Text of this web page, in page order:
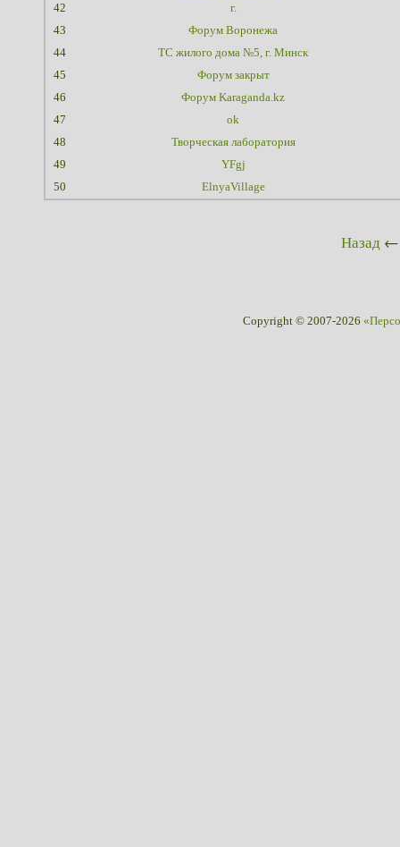
42
г.
43
Форум Воронежа
44
ТС жилого дома №5, г. Минск
45
Форум закрыт
46
Форум Karaganda.kz
47
ok
48
Творческая лаборатория
49
YFgj
50
ElnyaVillage
Назад ←
Copyright © 2007-2026